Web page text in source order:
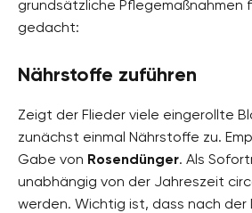
grundsätzliche Pflegemaßnahmen
gedacht:
Nährstoffe zuführen
Zeigt der Flieder viele eingerollte
zunächst einmal Nährstoffe zu.
Gabe von Rosendünger. Als
unabhängig von der Jahreszeit
werden. Wichtig ist, dass nach